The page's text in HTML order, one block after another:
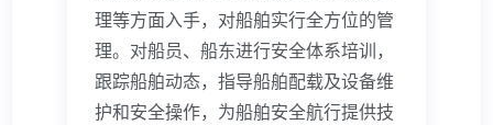
理等方面入手，对船舶实行全方位的管
理。对船员、船东进行安全体系培训，
跟踪船舶动态，指导船舶配载及设备维
护和安全操作，为船舶安全航行提供技